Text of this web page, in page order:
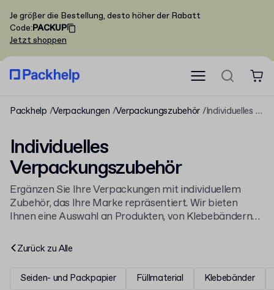
Je größer die Bestellung, desto höher der Rabatt
Code:PACKUP
Jetzt shoppen
Packhelp Verpackungen Verpackungszubehör Individuelles Verpackungszubehör
Individuelles
Verpackungszubehör
Ergänzen Sie Ihre Verpackungen mit individuellem
Zubehör, das Ihre Marke repräsentiert. Wir bieten
Ihnen eine Auswahl an Produkten, von Klebebändern
können. Gestalten Sie jetzt Ihr
Ihren Kunden.
Zurück zu Alle
Seiden- und Packpapier Füllmaterial Klebebänder